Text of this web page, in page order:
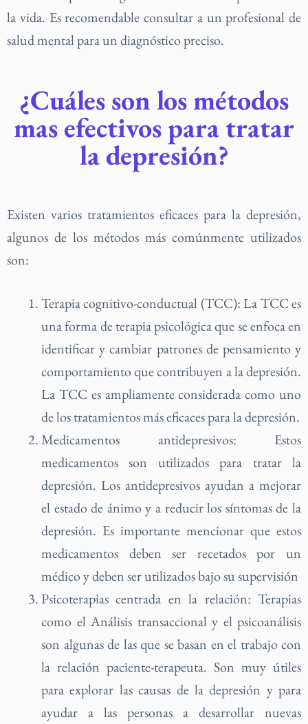
la vida. Es recomendable consultar a un profesional de
salud mental para un diagnóstico preciso.
¿Cuáles son los métodos
mas efectivos para tratar
la depresión?
Existen varios tratamientos eficaces para la depresión,
algunos de los métodos más comúnmente utilizados
son:
Terapia cognitivo-conductual (TCC): La TCC es
una forma de terapia psicológica que se enfoca en
identificar y cambiar patrones de pensamiento y
comportamiento que contribuyen a la depresión.
La TCC es ampliamente considerada como uno
de los tratamientos más eficaces para la depresión.
Medicamentos antidepresivos: Estos
medicamentos son utilizados para tratar la
depresión. Los antidepresivos ayudan a mejorar
el estado de ánimo y a reducir los síntomas de la
depresión. Es importante mencionar que estos
medicamentos deben ser recetados por un
médico y deben ser utilizados bajo su supervisión
Psicoterapias centrada en la relación: Terapias
como el Análisis transaccional y el psicoanálisis
son algunas de las que se basan en el trabajo con
la relación paciente-terapeuta. Son muy útiles
para explorar las causas de la depresión y para
ayudar a las personas a desarrollar nuevas